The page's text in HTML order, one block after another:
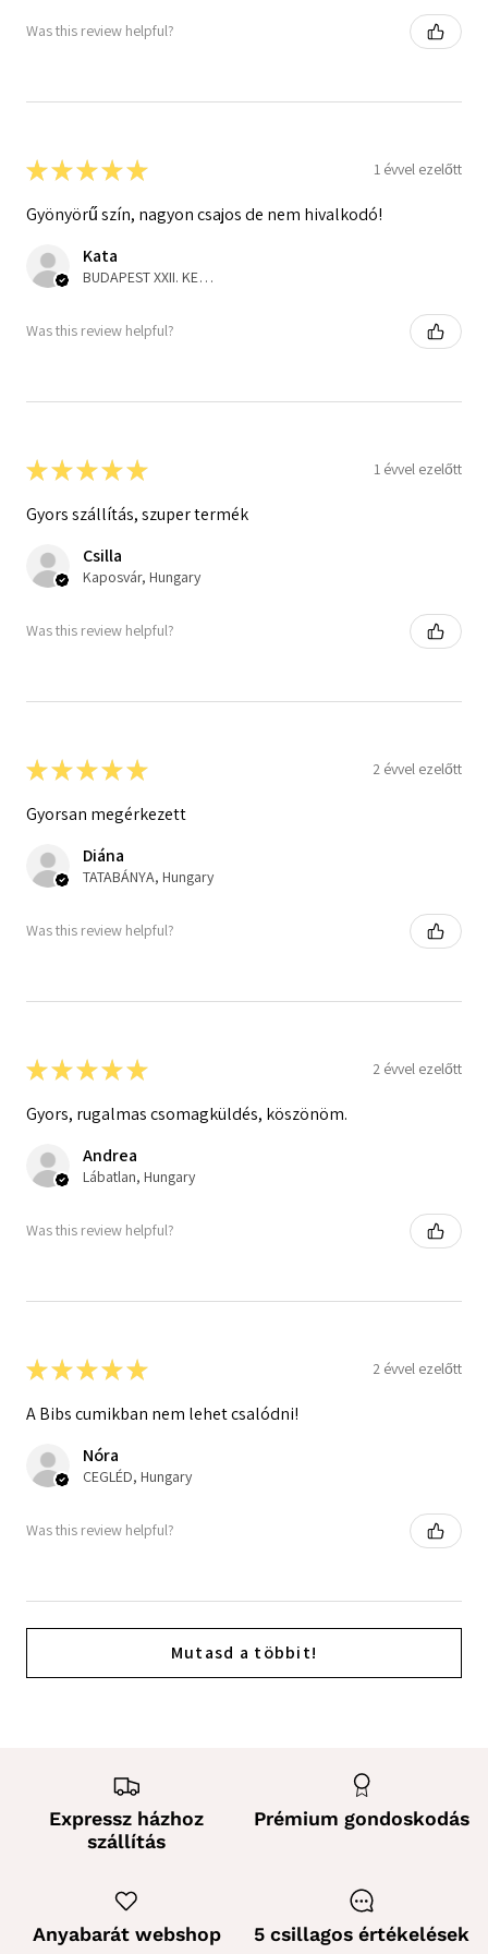
Was this review helpful?
★★★★★ 1 évvel ezelőtt
Gyönyörű szín, nagyon csajos de nem hivalkodó!
Kata
BUDAPEST XXII. KER., Hungary
Was this review helpful?
★★★★★ 1 évvel ezelőtt
Gyors szállítás, szuper termék
Csilla
Kaposvár, Hungary
Was this review helpful?
★★★★★ 2 évvel ezelőtt
Gyorsan megérkezett
Diána
TATABÁNYA, Hungary
Was this review helpful?
★★★★★ 2 évvel ezelőtt
Gyors, rugalmas csomagküldés, köszönöm.
Andrea
Lábatlan, Hungary
Was this review helpful?
★★★★★ 2 évvel ezelőtt
A Bibs cumikban nem lehet csalódni!
Nóra
CEGLÉD, Hungary
Was this review helpful?
Mutasd a többit!
Expressz házhoz
szállítás
Prémium gondoskodás
Anyabarát webshop 5 csillagos értékelések